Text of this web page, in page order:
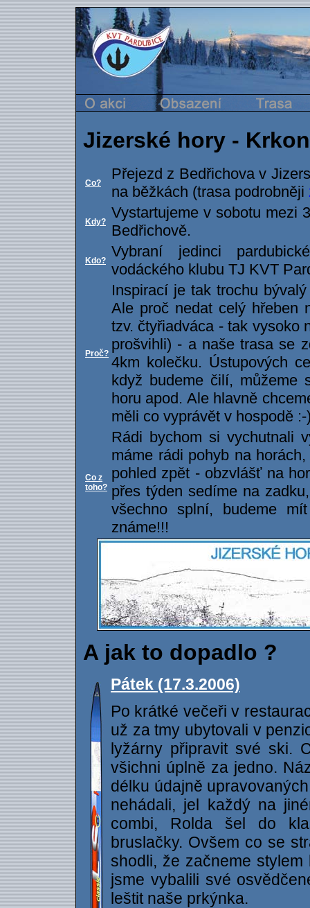
Jizerské hory -
Co?
Přejezd z Bedřichova v
na běžkách (trasa podrobněji
Kdy?
Vystartujeme v sobotu mezi
Bedřichově.
Kdo?
Vybraní jedinci
vodáckého klubu TJ KVT
Proč?
Inspirací je tak trochu
Ale proč nedat celý hřeben
tzv. čtyřiadváca - tak vysoko
prošvihli) - a naše trasa se
4km kolečku. Ústupových
když budeme čilí, můžeme
horu apod. Ale hlavně
měli co vyprávět v hospodě :-
Co z
toho?
Rádi bychom si vychutnali
máme rádi pohyb na
pohled zpět - obzvlášť na
přes týden sedíme na
všechno splní, budeme
známe!!!
A jak to dopadlo ?
Pátek (17.3.2006)
Po krátké večeři v
už za tmy ubytovali v
lyžárny připravit své ski.
všichni úplně za jedno.
délku údajně
nehádali, jel každý na
combi, Rolda šel do
bruslačky. Ovšem co se
shodli, že začneme
jsme vybalili své
leštit naše prkýnka.